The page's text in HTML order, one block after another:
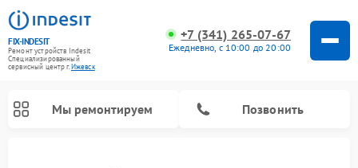
FIX-INDESIT
Ремонт устройств Indesit
Специализированный
cервисный центр г.Ижевск
+7 (341) 265-07-67
Ежедневно, с 10:00 до 20:00
Мы ремонтируем Позвонить